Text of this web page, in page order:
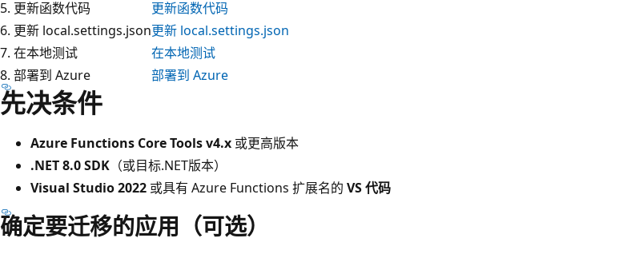
5. 更新函数代码
更新函数代码
6. 更新 local.settings.json更新 local.settings.json
7. 在本地测试
在本地测试
8. 部署到 Azure
部署到 Azure
先决条件
Azure Functions Core Tools v4.x 或更高版本
.NET 8.0 SDK （或目标.NET版本）
Visual Studio 2022 或具有 Azure Functions 扩展名的 VS 代码
确定要迁移的应用（可选）